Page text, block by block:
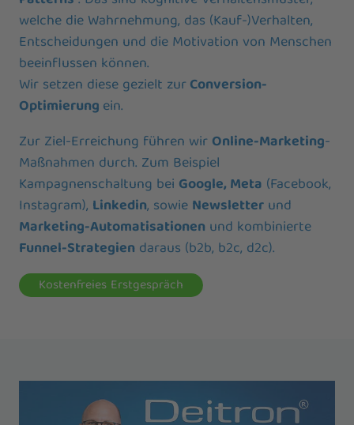
welche die Wahrnehmung, das (Kauf-)Verhalten,
Entscheidungen und die Motivation von Menschen
beeinflussen können.
Wir setzen diese gezielt zurConversion-
Optimierungein.
Zur Ziel-Erreichung führen wirOnline-Marketing-
Maßnahmen durch. Zum Beispiel
Kampagnenschaltung bei Google, Meta (Facebook,
Instagram), Linkedin, sowieNewsletterund
Marketing-Automatisationenund kombinierte
Funnel-Strategiendaraus (b2b, b2c, d2c).
Kostenfreies Erstgespräch